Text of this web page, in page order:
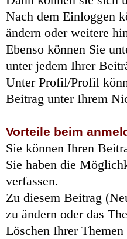
Nach dem Einloggen
ändern oder weitere
Ebenso können Sie
unter jedem Ihrer
Unter Profil/Profil
Beitrag unter Ihrem
Vorteile beim
Sie können Ihren
Sie haben die
verfassen.
Zu diesem Beitrag
zu ändern oder das
Löschen Ihrer